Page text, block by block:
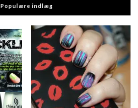
Populære indlæg